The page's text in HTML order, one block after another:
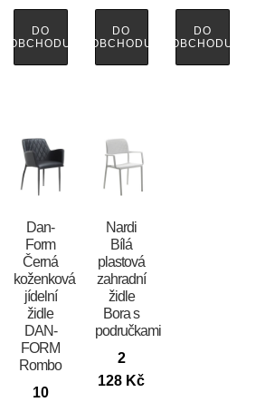
DO
OBCHODU
DO
OBCHODU
DO
OBCHODU
​​​​​Dan-
Form
Černá
koženková
jídelní
židle
DAN-
FORM
Rombo
10
Nardi
Bílá
plastová
zahradní
židle
Bora s
područkami
2
128 Kč